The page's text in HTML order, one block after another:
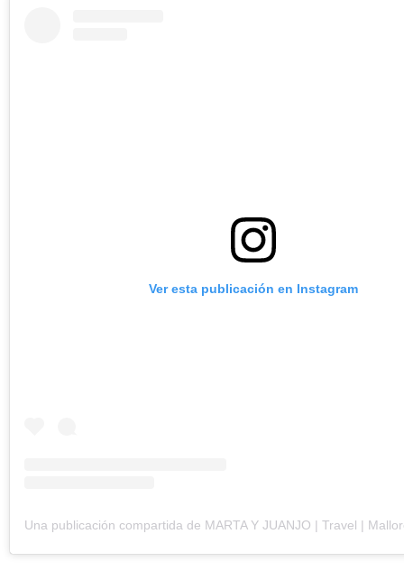
Ver esta publicación en Instagram